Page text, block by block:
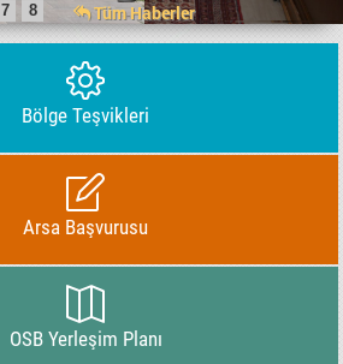
7 8 Tüm Haberler
Bölge Teşvikleri
Arsa Başvurusu
OSB Yerleşim Planı